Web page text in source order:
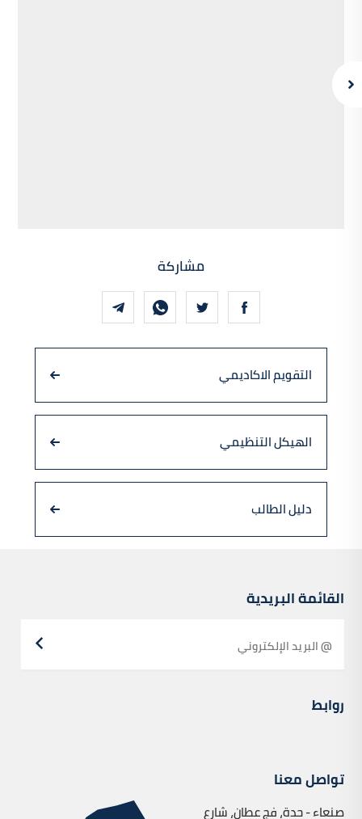
مشاركة
التقويم الاكاديمي
الهيكل التنظيمي
دليل الطالب
القائمة البريدية
روابط
تواصل معنا
صنعاء - حدة، فج عطان، شارع